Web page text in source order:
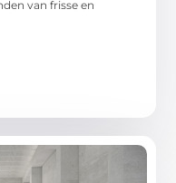
van frisse en